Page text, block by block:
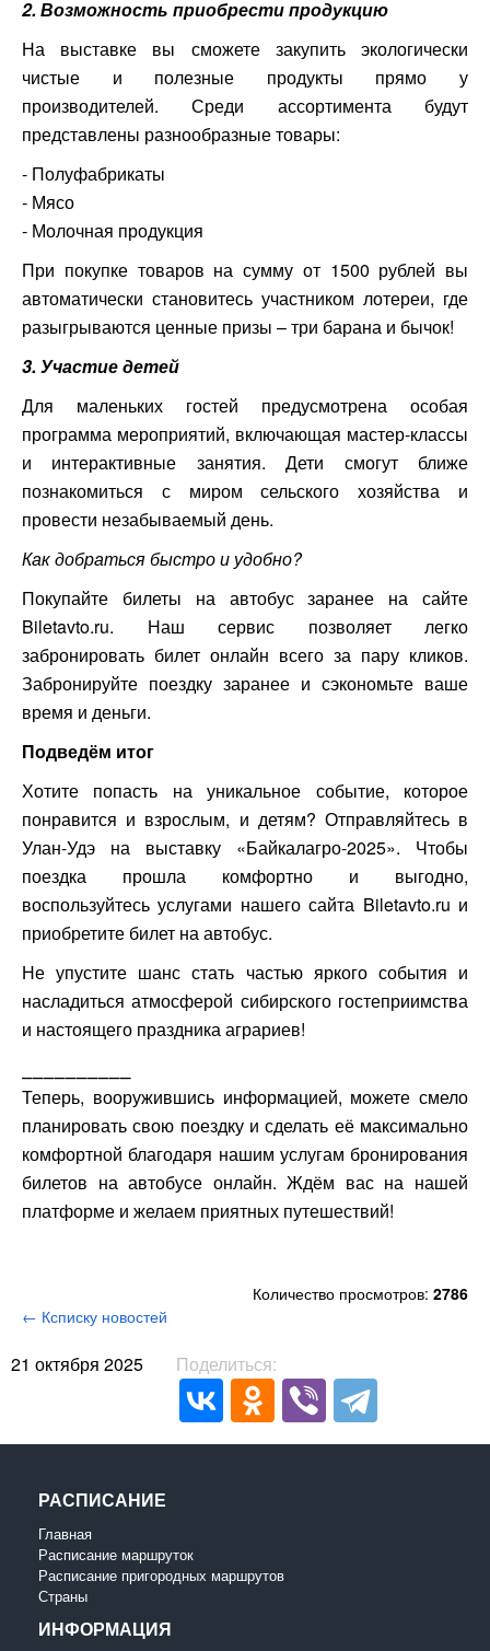
2. Возможность приобрести продукцию
На выставке вы сможете закупить экологически
чистые и полезные продукты прямо у
производителей. Среди ассортимента будут
представлены разнообразные товары:
- Полуфабрикаты
- Мясо
- Молочная продукция
При покупке товаров на сумму от 1500 рублей вы
автоматически становитесь участником лотереи, где
разыгрываются ценные призы – три барана и бычок!
3. Участие детей
Для маленьких гостей предусмотрена особая
программа мероприятий, включающая мастер-классы
и интерактивные занятия. Дети смогут ближе
познакомиться с миром сельского хозяйства и
провести незабываемый день.
Как добраться быстро и удобно?
Покупайте билеты на автобус заранее на сайте
Biletavto.ru. Наш сервис позволяет легко
забронировать билет онлайн всего за пару кликов.
Забронируйте поездку заранее и сэкономьте ваше
время и деньги.
Подведём итог
Хотите попасть на уникальное событие, которое
понравится и взрослым, и детям? Отправляйтесь в
Улан-Удэ на выставку «Байкалагро-2025». Чтобы
поездка прошла комфортно и выгодно,
воспользуйтесь услугами нашего сайта Biletavto.ru и
приобретите билет на автобус.
Не упустите шанс стать частью яркого события и
насладиться атмосферой сибирского гостеприимства
и настоящего праздника аграриев!
Теперь, вооружившись информацией, можете смело
планировать свою поездку и сделать её максимально
комфортной благодаря нашим услугам бронирования
билетов на автобусе онлайн. Ждём вас на нашей
платформе и желаем приятных путешествий!
Количество просмотров: 2786
← Ксписку новостей
21 октября 2025 Поделиться:
РАСПИСАНИЕ
Главная
Расписание маршруток
Расписание пригородных маршрутов
Страны
ИНФОРМАЦИЯ